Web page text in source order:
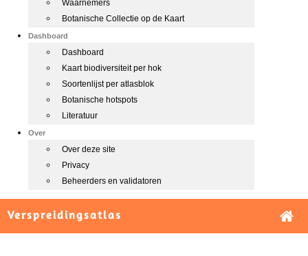
Waarnemers
Botanische Collectie op de Kaart
Dashboard
Dashboard
Kaart biodiversiteit per hok
Soortenlijst per atlasblok
Botanische hotspots
Literatuur
Over
Over deze site
Privacy
Beheerders en validatoren
Verspreidingsatlas